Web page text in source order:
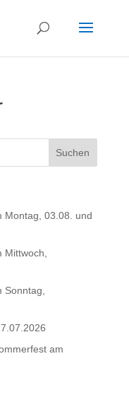
Montag, 03.08. und
am